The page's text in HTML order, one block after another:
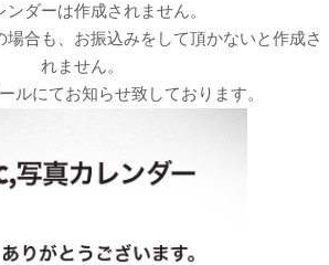
ンダーは作成されません。
場合も、お振込みをして頂かないと作成さ
れません。
ルにてお知らせ致しております。